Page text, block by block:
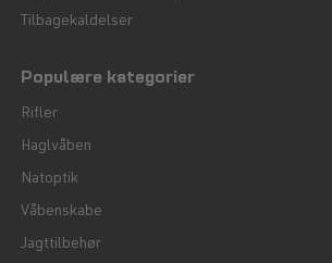
Tilbagekaldelser
Populære kategorier
Rifler
Haglvåben
Natoptik
Våbenskabe
Jagttilbehør